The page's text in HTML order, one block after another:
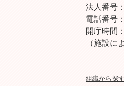
法人番号
電話番号
開庁時間
（施設に
組織から探す